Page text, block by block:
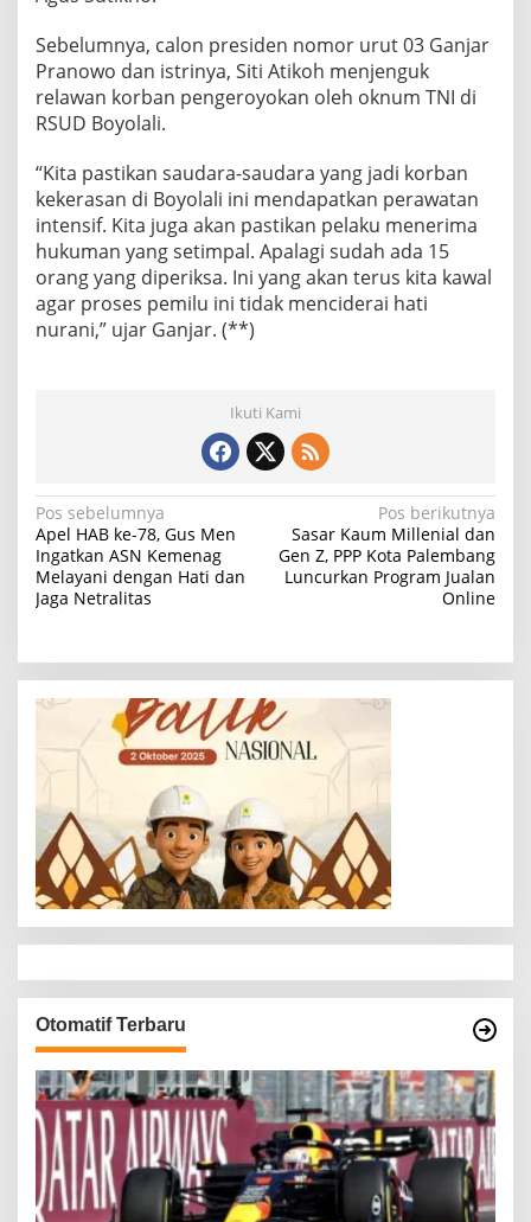
Sebelumnya, calon presiden nomor urut 03 Ganjar
Pranowo dan istrinya, Siti Atikoh menjenguk
relawan korban pengeroyokan oleh oknum TNI di
RSUD Boyolali.
“Kita pastikan saudara-saudara yang jadi korban
kekerasan di Boyolali ini mendapatkan perawatan
intensif. Kita juga akan pastikan pelaku menerima
hukuman yang setimpal. Apalagi sudah ada 15
orang yang diperiksa. Ini yang akan terus kita kawal
agar proses pemilu ini tidak menciderai hati
nurani,” ujar Ganjar. (**)
Ikuti Kami
N
a
v
i
a
s
p
o
s
Pos sebelumnya
Apel HAB ke-78, Gus Men
Ingatkan ASN Kemenag
Melayani dengan Hati dan
Jaga Netralitas
Pos berikutnya
Sasar Kaum Millenial dan
Gen Z, PPP Kota Palembang
Luncurkan Program Jualan
Online
Otomatif Terbaru